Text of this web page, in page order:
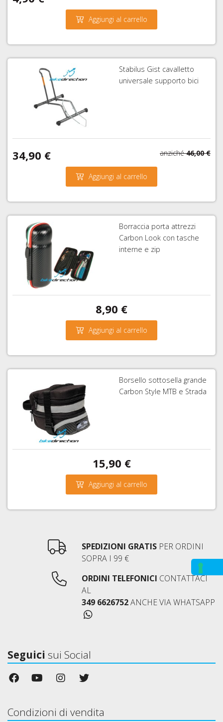
Aggiungi al carrello
Stabilus Gist cavalletto
universale supporto bici
34,90 € anziché 46,00 €
Aggiungi al carrello
Borraccia porta attrezzi
Carbon Look con tasche
interne e zip
8,90 €
Aggiungi al carrello
Borsello sottosella grande
Carbon Style MTB e Strada
15,90 €
Aggiungi al carrello
SPEDIZIONI GRATIS PER ORDINI
SOPRA I 99 €
ORDINI TELEFONICI CONTATTACI
AL
349 6626752ANCHE VIA WHATSAPP
Seguici sui Social
Condizioni di vendita